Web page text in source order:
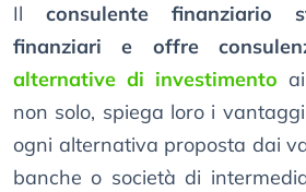
Il consulente finanziario
finanziari e offre
alternative di investimento
non solo, spiega loro i
ogni alternativa proposta dai
banche o società di